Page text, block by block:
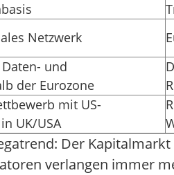
Netzwerk
und
der Eurozone
mit US-
UK/USA
Der
verlangen immer